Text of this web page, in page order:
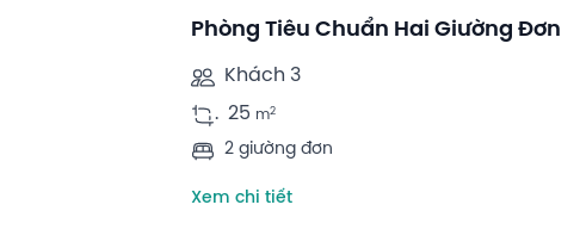
Phòng Tiêu Chuẩn Hai Giường Đơn
Khách 3
. 25 m2
2 giường đơn
Xem chi tiết